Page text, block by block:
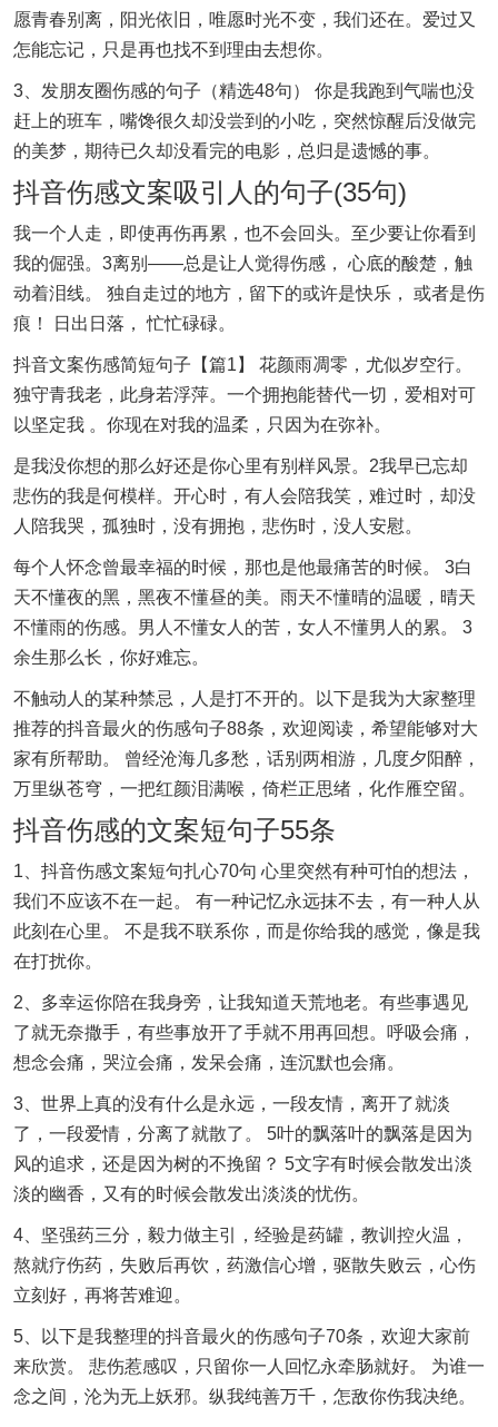
愿青春别离，阳光依旧，唯愿时光不变，我们还在。爱过又
怎能忘记，只是再也找不到理由去想你。
3、发朋友圈伤感的句子（精选48句） 你是我跑到气喘也没
赶上的班车，嘴馋很久却没尝到的小吃，突然惊醒后没做完
的美梦，期待已久却没看完的电影，总归是遗憾的事。
抖音伤感文案吸引人的句子(35句)
我一个人走，即使再伤再累，也不会回头。至少要让你看到
我的倔强。3离别——总是让人觉得伤感， 心底的酸楚，触
动着泪线。 独自走过的地方，留下的或许是快乐， 或者是伤
痕！ 日出日落， 忙忙碌碌。
抖音文案伤感简短句子【篇1】 花颜雨凋零，尤似岁空行。
独守青我老，此身若浮萍。一个拥抱能替代一切，爱相对可
以坚定我 。你现在对我的温柔，只因为在弥补。
是我没你想的那么好还是你心里有别样风景。2我早已忘却
悲伤的我是何模样。开心时，有人会陪我笑，难过时，却没
人陪我哭，孤独时，没有拥抱，悲伤时，没人安慰。
每个人怀念曾最幸福的时候，那也是他最痛苦的时候。 3白
天不懂夜的黑，黑夜不懂昼的美。雨天不懂晴的温暖，晴天
不懂雨的伤感。男人不懂女人的苦，女人不懂男人的累。 3
余生那么长，你好难忘。
不触动人的某种禁忌，人是打不开的。以下是我为大家整理
推荐的抖音最火的伤感句子88条，欢迎阅读，希望能够对大
家有所帮助。 曾经沧海几多愁，话别两相游，几度夕阳醉，
万里纵苍穹，一把红颜泪满喉，倚栏正思绪，化作雁空留。
抖音伤感的文案短句子55条
1、抖音伤感文案短句扎心70句 心里突然有种可怕的想法，
我们不应该不在一起。 有一种记忆永远抹不去，有一种人从
此刻在心里。 不是我不联系你，而是你给我的感觉，像是我
在打扰你。
2、多幸运你陪在我身旁，让我知道天荒地老。有些事遇见
了就无奈撒手，有些事放开了手就不用再回想。呼吸会痛，
想念会痛，哭泣会痛，发呆会痛，连沉默也会痛。
3、世界上真的没有什么是永远，一段友情，离开了就淡
了，一段爱情，分离了就散了。 5叶的飘落叶的飘落是因为
风的追求，还是因为树的不挽留？ 5文字有时候会散发出淡
淡的幽香，又有的时候会散发出淡淡的忧伤。
4、坚强药三分，毅力做主引，经验是药罐，教训控火温，
熬就疗伤药，失败后再饮，药激信心增，驱散失败云，心伤
立刻好，再将苦难迎。
5、以下是我整理的抖音最火的伤感句子70条，欢迎大家前
来欣赏。 悲伤惹感叹，只留你一人回忆永牵肠就好。 为谁一
念之间，沦为无上妖邪。纵我纯善万千，怎敌你伤我决绝。